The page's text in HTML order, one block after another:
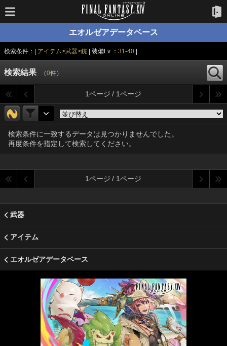
エオルゼアデータベース
検索条件：| アイテム>武器>銃 | 装備Lv ： 31-40|
検索結果 （0件）
1ページ / 1ページ
検索条件に一致するデータは見つかりませんでした。
再度条件を指定して検索してください。
1ページ / 1ページ
武器
アイテム
エオルゼアデータベース